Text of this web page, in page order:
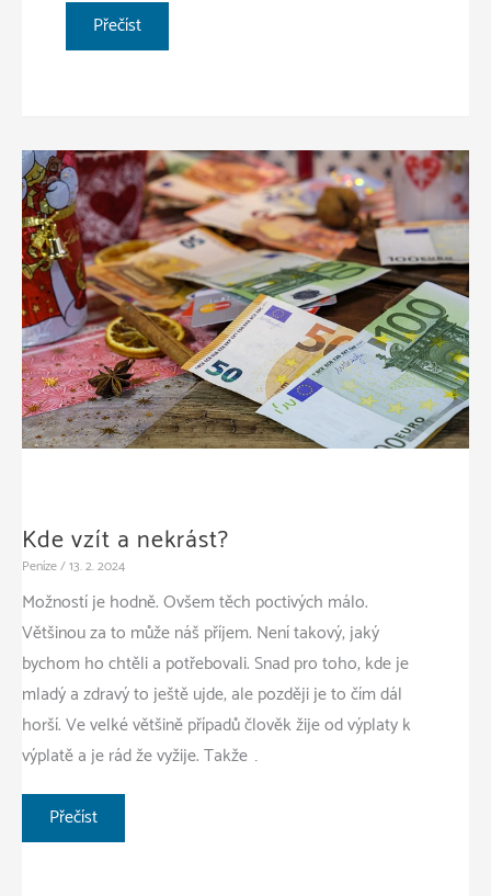
Hypotéka
se
Přečíst
Kde vzít a nekrást?
Peníze/13. 2. 2024
Možností je hodně. Ovšem těch poctivých málo.
Většinou za to může náš příjem. Není takový, jaký
bychom ho chtěli a potřebovali. Snad pro toho, kde je
mladý a zdravý to ještě ujde, ale později je to čím dál
horší. Ve velké většině případů člověk žije od výplaty k
výplatě a je rád že vyžije. Takže …
Kde
vzít
Přečíst